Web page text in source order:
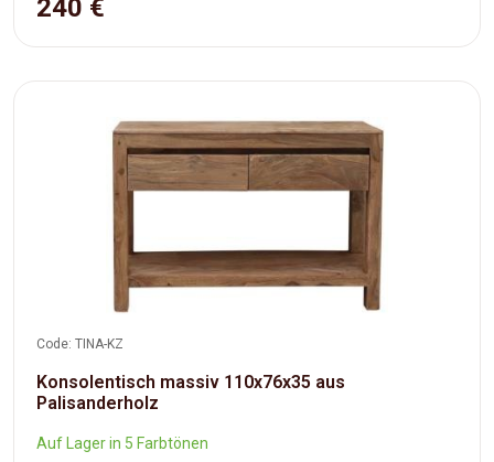
240 €
Code: TINA-KZ
Konsolentisch massiv 110x76x35 aus
Palisanderholz
Auf Lager in 5 Farbtönen